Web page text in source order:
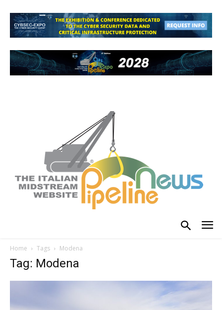
Home Tags Modena
Tag: Modena